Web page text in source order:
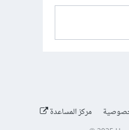
مركز المساعدة